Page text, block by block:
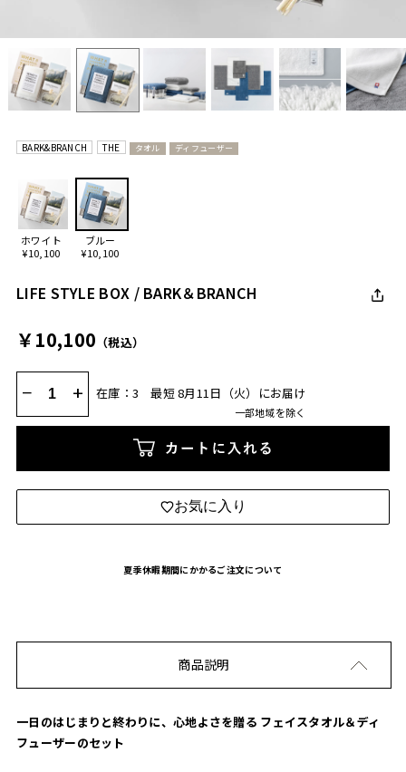
BARK&BRANCH THE タオル ディフューザー
ホワイト
¥10,100
ブルー
¥10,100
LIFE STYLE BOX / BARK＆BRANCH
￥10,100 （税込）
− + 在庫：3 最短 8月11日（火）にお届け
一部地域を除く
カートに入れる
お気に入り
夏季休暇期間にかかるご注文について
商品説明
一日のはじまりと終わりに、心地よさを贈る フェイスタオル＆ディ
フューザーのセット